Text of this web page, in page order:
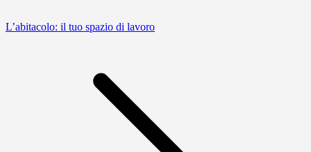
L’abitacolo: il tuo spazio di lavoro